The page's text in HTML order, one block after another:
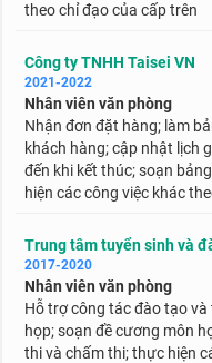
theo chỉ đạo của cấp trên
Công ty TNHH Taisei VN
2021-2022
Nhân viên văn phòng
Nhận đơn đặt hàng; làm
khách hàng; cập nhật lịch
đến khi kết thúc; soạn
hiện các công việc khác
Trung tâm tuyển sinh và
2017-2020
Nhân viên văn phòng
Hỗ trợ công tác đào tạo
họp; soạn đề cương môn
thi và chấm thi; thực hiện